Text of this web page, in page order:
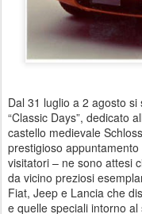
Dal 31 luglio a 2 agosto
“Classic Days”, dedicato
castello medievale
prestigioso
visitatori – ne sono attesi
da vicino preziosi
Fiat, Jeep e Lancia che
e quelle speciali intorno